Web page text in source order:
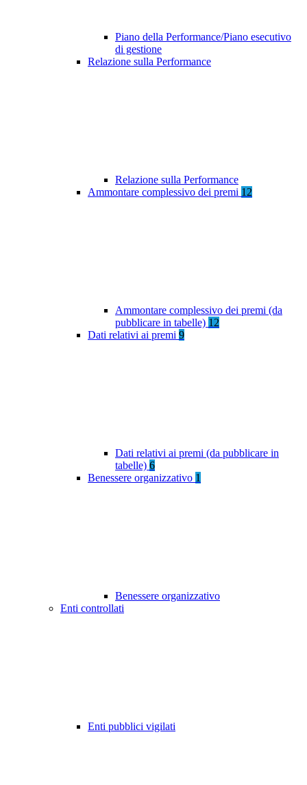
Piano della Performance/Piano esecutivo
di gestione
Relazione sulla Performance
Relazione sulla Performance
Ammontare complessivo dei premi 12
Ammontare complessivo dei premi (da
pubblicare in tabelle) 12
Dati relativi ai premi 9
Dati relativi ai premi (da pubblicare in
tabelle) 6
Benessere organizzativo 1
Benessere organizzativo
Enti controllati
Enti pubblici vigilati